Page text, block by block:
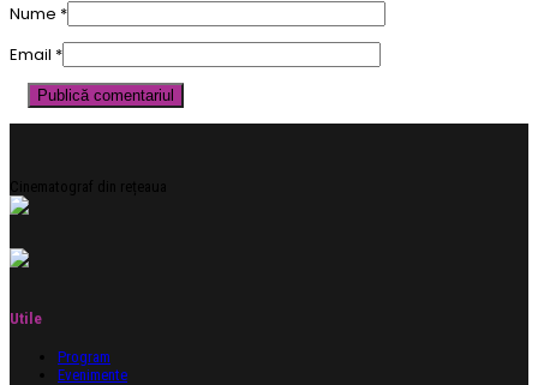
Nume *
Email *
Cinematograf din rețeaua
Utile
Program
Evenimente